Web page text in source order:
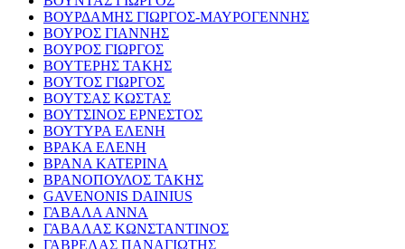
ΒΟΥΡΔΑΜΗΣ ΓΙΩΡΓΟΣ-ΜΑΥΡΟΓΕΝΝΗΣ
ΒΟΥΡΟΣ ΓΙΑΝΝΗΣ
ΒΟΥΡΟΣ ΓΙΩΡΓΟΣ
ΒΟΥΤΕΡΗΣ ΤΑΚΗΣ
ΒΟΥΤΟΣ ΓΙΩΡΓΟΣ
ΒΟΥΤΣΑΣ ΚΩΣΤΑΣ
ΒΟΥΤΣΙΝΟΣ ΕΡΝΕΣΤΟΣ
ΒΟΥΤΥΡΑ ΕΛΕΝΗ
ΒΡΑΚΑ ΕΛΕΝΗ
ΒΡΑΝΑ ΚΑΤΕΡΙΝΑ
ΒΡΑΝΟΠΟΥΛΟΣ ΤΑΚΗΣ
GAVENONIS DAINIUS
ΓΑΒΑΛΑ ΑΝΝΑ
ΓΑΒΑΛΑΣ ΚΩΝΣΤΑΝΤΙΝΟΣ
ΓΑΒΡΕΛΑΣ ΠΑΝΑΓΙΩΤΗΣ